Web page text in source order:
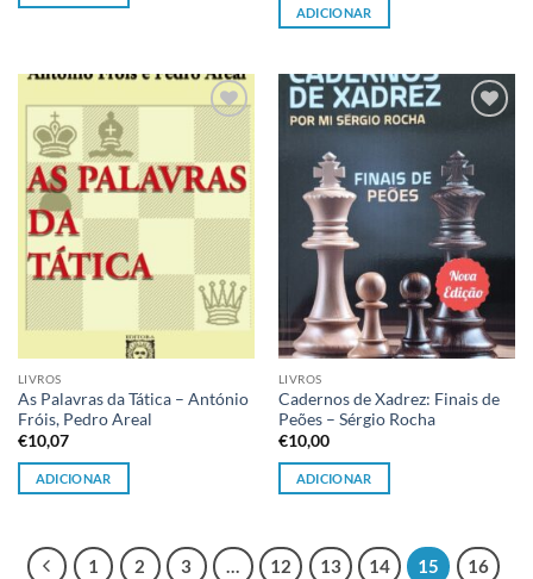
ADICIONAR
Adicionar
à lista de
desejos
LIVROS
As Palavras da Tática – António
Fróis, Pedro Areal
€10,07
ADICIONAR
à lista de
desejos
LIVROS
Cadernos de Xadrez: Finais de
Peões – Sérgio Rocha
€10,00
ADICIONAR
1 2 3 … 12 13 14 15 16